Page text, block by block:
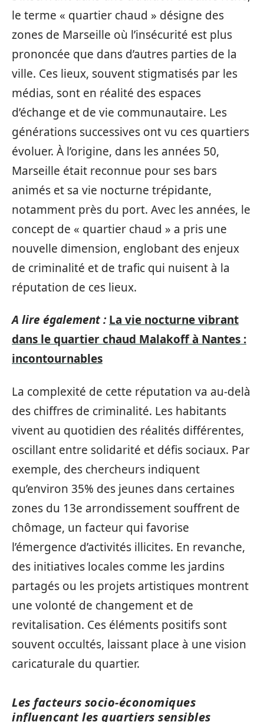
le terme « quartier chaud » désigne des
zones de Marseille où l’insécurité est plus
prononcée que dans d’autres parties de la
ville. Ces lieux, souvent stigmatisés par les
médias, sont en réalité des espaces
d’échange et de vie communautaire. Les
générations successives ont vu ces quartiers
évoluer. À l’origine, dans les années 50,
Marseille était reconnue pour ses bars
animés et sa vie nocturne trépidante,
notamment près du port. Avec les années, le
concept de « quartier chaud » a pris une
nouvelle dimension, englobant des enjeux
de criminalité et de trafic qui nuisent à la
réputation de ces lieux.
A lire également : La vie nocturne vibrant
dans le quartier chaud Malakoff à Nantes :
incontournables
La complexité de cette réputation va au-delà
des chiffres de criminalité. Les habitants
vivent au quotidien des réalités différentes,
oscillant entre solidarité et défis sociaux. Par
exemple, des chercheurs indiquent
qu’environ 35% des jeunes dans certaines
zones du 13e arrondissement souffrent de
chômage, un facteur qui favorise
l’émergence d’activités illicites. En revanche,
des initiatives locales comme les jardins
partagés ou les projets artistiques montrent
une volonté de changement et de
revitalisation. Ces éléments positifs sont
souvent occultés, laissant place à une vision
caricaturale du quartier.
Les facteurs socio-économiques
influençant les quartiers sensibles